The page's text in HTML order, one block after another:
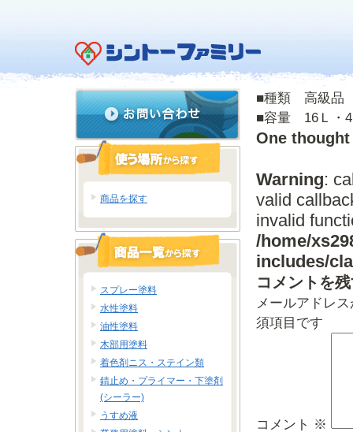
■種類 高級品
■容量 16Ｌ・
One thought
Warning:
valid
invalid
/home/
includes/
コメントを
メールアドレ
須項目です
コメント ※
商品を探す
スプレー塗料
水性塗料
油性塗料
木部用塗料
着色剤ニス・ステイン類
錆止め・プライマー・下塗剤
(シーラー)
うすめ液